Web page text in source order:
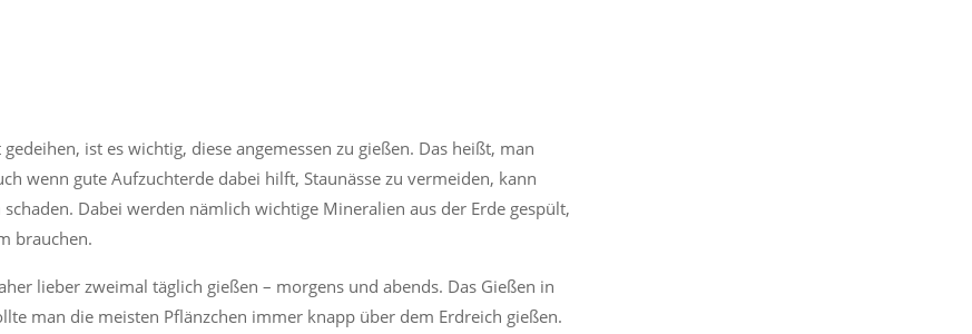
ist es wichtig, diese angemessen zu gießen. Das heißt, man
wenn gute Aufzuchterde dabei hilft, Staunässe zu vermeiden, kann
Dabei werden nämlich wichtige Mineralien aus der Erde gespült,
brauchen.
lieber zweimal täglich gießen – morgens und abends. Das Gießen in
man die meisten Pflänzchen immer knapp über dem Erdreich gießen.